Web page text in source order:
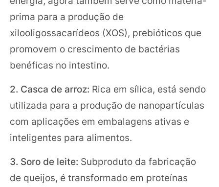
prima para a produção de
xilooligossacarídeos (XOS), prebióticos que
promovem o crescimento de bactérias
benéficas no intestino.
2. Casca de arroz: Rica em sílica, está sendo
utilizada para a produção de nanopartículas
com aplicações em embalagens ativas e
inteligentes para alimentos.
3. Soro de leite: Subproduto da fabricação
de queijos, é transformado em proteínas